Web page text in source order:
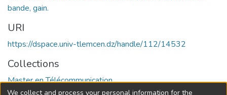
bande, gain.
URI
https://dspace.univ-tlemcen.dz/handle/112/14532
Collections
Master en Télécommunication
We collect and process your personal information for the